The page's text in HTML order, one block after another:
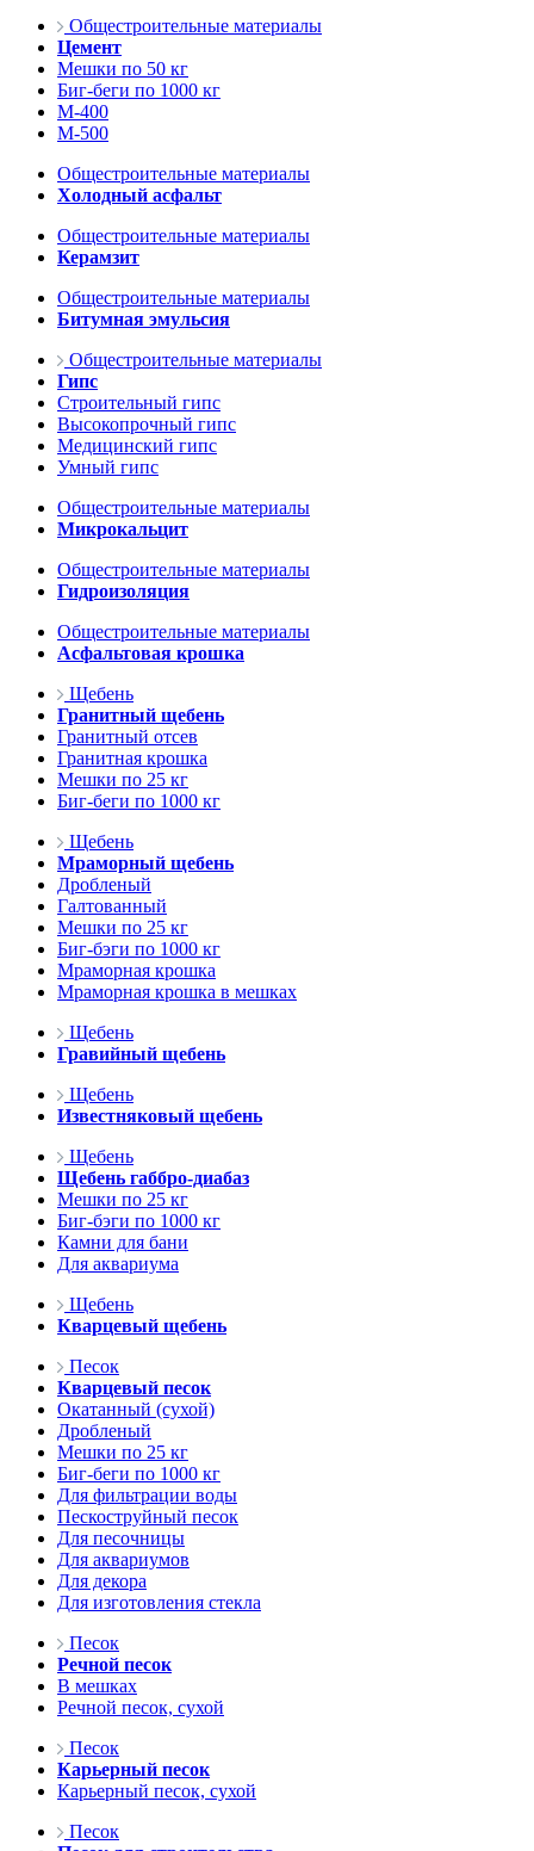
Общестроительные материалы
Цемент
Мешки по 50 кг
Биг-беги по 1000 кг
М-400
М-500
Общестроительные материалы
Холодный асфальт
Общестроительные материалы
Керамзит
Общестроительные материалы
Битумная эмульсия
Общестроительные материалы
Гипс
Строительный гипс
Высокопрочный гипс
Медицинский гипс
Умный гипс
Общестроительные материалы
Микрокальцит
Общестроительные материалы
Гидроизоляция
Общестроительные материалы
Асфальтовая крошка
Щебень
Гранитный щебень
Гранитный отсев
Гранитная крошка
Мешки по 25 кг
Биг-беги по 1000 кг
Щебень
Мраморный щебень
Дробленый
Галтованный
Мешки по 25 кг
Биг-бэги по 1000 кг
Мраморная крошка
Мраморная крошка в мешках
Щебень
Гравийный щебень
Щебень
Известняковый щебень
Щебень
Щебень габбро-диабаз
Мешки по 25 кг
Биг-бэги по 1000 кг
Камни для бани
Для аквариума
Щебень
Кварцевый щебень
Песок
Кварцевый песок
Окатанный (сухой)
Дробленый
Мешки по 25 кг
Биг-беги по 1000 кг
Для фильтрации воды
Пескоструйный песок
Для песочницы
Для аквариумов
Для декора
Для изготовления стекла
Песок
Речной песок
В мешках
Речной песок, сухой
Песок
Карьерный песок
Карьерный песок, сухой
Песок